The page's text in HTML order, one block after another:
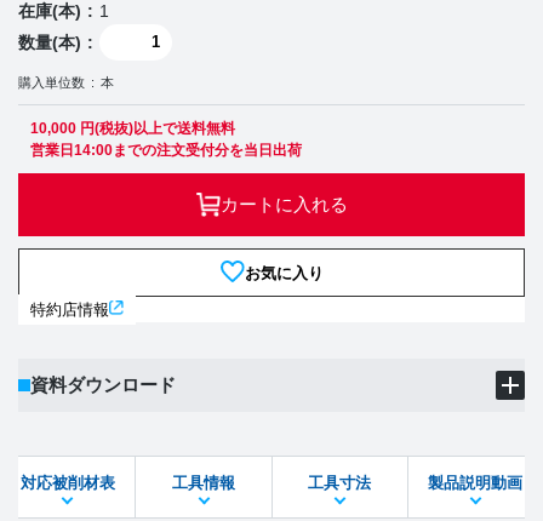
在庫(本)
1
数量(本)
購入単位数 本
10,000 円(税抜)以上で送料無料
営業日14:00までの注文受付分を当日出荷
カートに入れる
お気に入り
特約店情報
資料ダウンロード
STEPファイル DXFファイル
対応被削材表 工具情報 工具寸法 製品説明動画